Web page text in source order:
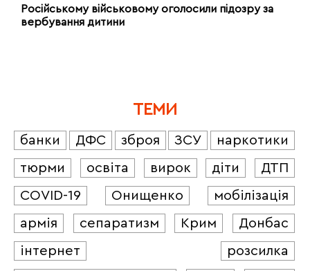
Російському військовому оголосили підозру за
вербування дитини
ТЕМИ
банки ДФС зброя ЗСУ
наркотики
тюрми
освіта вирок діти
ДТП
COVID-19
Онищенко
мобілізація
армія
сепаратизм Крим
Донбас
інтернет
розсилка